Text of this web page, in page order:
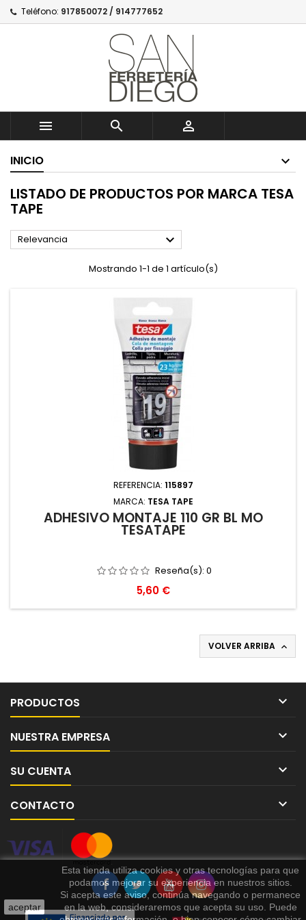
Teléfono: 917850072 / 914777652
  
INICIO
LISTADO DE PRODUCTOS POR MARCA TESA
TAPE
Relevancia 
Mostrando 1-1 de 1 artículo(s)
REFERENCIA: 115897
MARCA: TESA TAPE
ADHESIVO MONTAJE 110 GR BL MO
TESATAPE
Reseña(s): 0
Precio
5,60 €
VOLVER ARRIBA 
PRODUCTOS 
NUESTRA EMPRESA 
SU CUENTA 
CONTACTO 
aceptar
Esta tienda utiliza cookies y otras tecnologías para que
podamos mejorar su experiencia en nuestros sitios.
Si acepta este aviso, continúa navegando o permanece
en la web, consideraremos que acepta su uso. Puede